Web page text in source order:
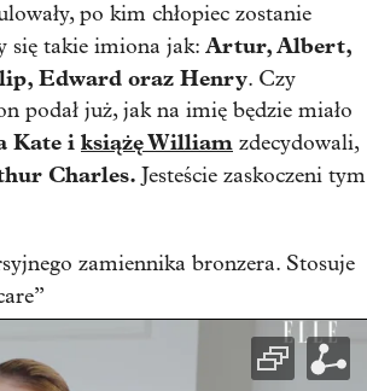
po kim chłopiec zostanie
się takie imiona jak: Artur, Albert,
Edward oraz Henry. Czy
podał już, jak na imię będzie miało
Kate i książę William zdecydowali,
Charles. Jesteście zaskoczeni tym
zamiennika bronzera. Stosuje